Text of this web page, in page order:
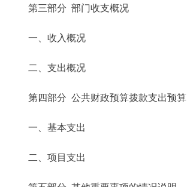
第三部分 部门收支概况
一、收入概况
二、支出概况
第四部分 公共财政预算拨款支出预算
一、基本支出
二、项目支出